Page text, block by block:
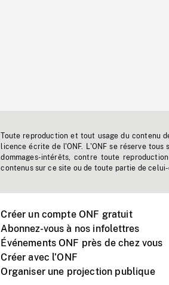
Toute reproduction et tout usage du contenu
licence écrite de l'ONF. L'ONF se réserve
dommages-intérêts, contre toute
contenus sur ce site ou de toute partie de
Créer un compte ONF gratuit
Abonnez-vous à nos infolettres
Événements ONF près de chez vous
Créer avec l’ONF
Organiser une projection publique